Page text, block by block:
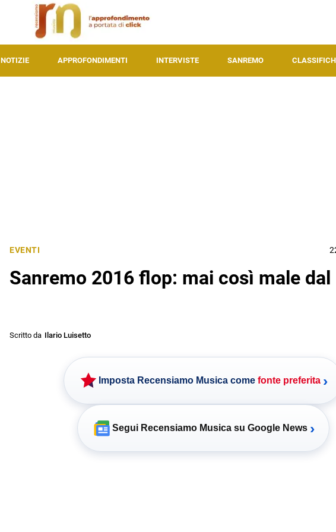
NOTIZIE APPROFONDIMENTI INTERVISTE SANREMO
EVENTI
Sanremo 2016 flop: mai così male dal
Scritto da Ilario Luisetto
Imposta Recensiamo Musica come fonte preferita ›
Segui Recensiamo Musica su Google News ›